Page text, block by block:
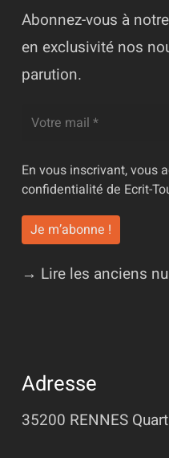
Abonnez-vous à
en exclusivité nos
parution.
En vous inscrivant, vous
confidentialité de Ecrit-
→ Lire les anciens
Adresse
35200 RENNES